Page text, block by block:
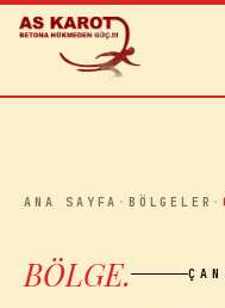
İçeriğe atla
ANA SAYFA ·BÖLGELER ·
BÖLGE.